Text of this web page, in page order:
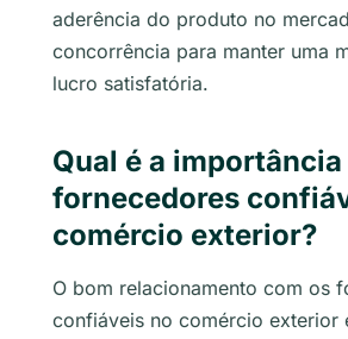
aderência do produto no
concorrência para manter uma
lucro satisfatória.
Qual é a
fornecedores
comércio exterior?
O bom relacionamento com os
confiáveis no comércio exterior